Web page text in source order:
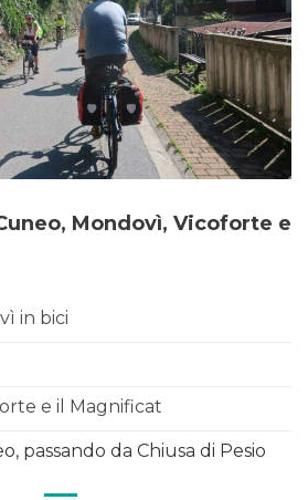
Mondovì, Vicoforte e
in bici
e il Magnificat
passando da Chiusa di Pesio